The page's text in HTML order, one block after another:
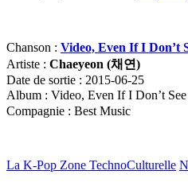
Chanson : Video, Even If I Don’t
Artiste : Chaeyeon (채연)
Date de sortie : 2015-06-25
Album : Video, Even If I Don’t
Compagnie : Best Music
La K-Pop Zone TechnoCulturelle